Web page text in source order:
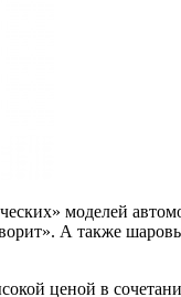
моделей
А также
ценой в